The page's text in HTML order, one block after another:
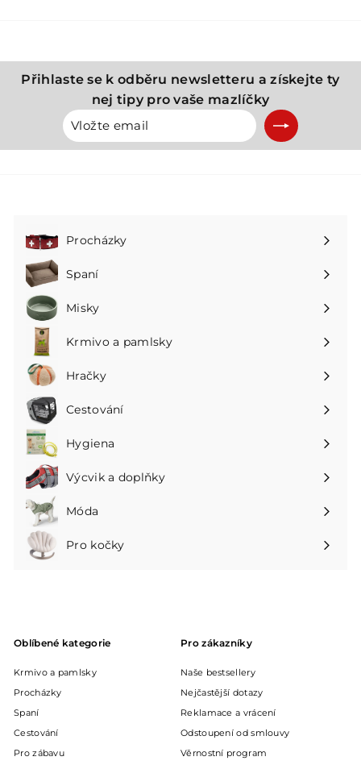
Přihlaste se k odběru newsletteru a získejte ty
nej tipy pro vaše mazlíčky
Vložte
email
Přihlásit
se
k
Procházky
Rozbalte
podnabídku
Spaní
Rozbalte
podnabídku
Misky
Rozbalte
podnabídku
Krmivo a pamlsky
Rozbalte
podnabídku
Hračky
Rozbalte
podnabídku
Cestování
Rozbalte
podnabídku
Hygiena
Rozbalte
podnabídku
Výcvik a doplňky
Rozbalte
podnabídku
Móda
Rozbalte
podnabídku
Pro kočky
Rozbalte
Oblíbené kategorie
Krmivo a pamlsky
Procházky
Spaní
Cestování
Pro zábavu
Pro zákazníky
Naše bestsellery
Nejčastější dotazy
Reklamace a vrácení
Odstoupení od smlouvy
Věrnostní program